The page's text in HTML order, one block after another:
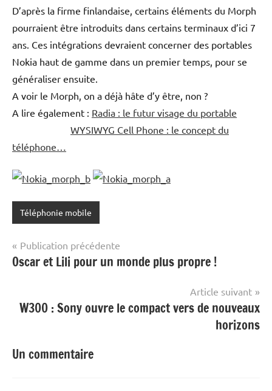
D’après la firme finlandaise, certains éléments du Morph
pourraient être introduits dans certains terminaux d’ici 7
ans. Ces intégrations devraient concerner des portables
Nokia haut de gamme dans un premier temps, pour se
généraliser ensuite.
A voir le Morph, on a déjà hâte d’y être, non ?
A lire également : Radia : le futur visage du portable
WYSIWYG Cell Phone : le concept du
téléphone…
Téléphonie mobile
Navigation
de
Publication précédente
Oscar et Lili pour un monde plus propre !
Article suivant
W300 : Sony ouvre le compact vers de nouveaux
horizons
Un commentaire